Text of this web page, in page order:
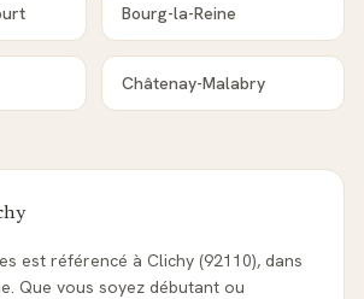
Bourg-la-Reine
Châtenay-Malabry
est référencé à Clichy (92110), dans
Que vous soyez débutant ou